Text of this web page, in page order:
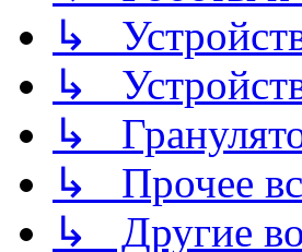
↳
↳
↳
↳ Прочее
↳ Другие